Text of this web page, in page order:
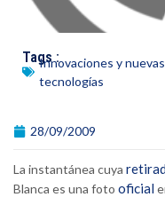
Tags :Innovaciones y nuevas
tecnologías
28/09/2009
La instantánea cuya
Blanca es una foto oficial